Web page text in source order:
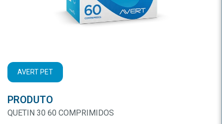
AVERT PET
PRODUTO
QUETIN 30 60 COMPRIMIDOS